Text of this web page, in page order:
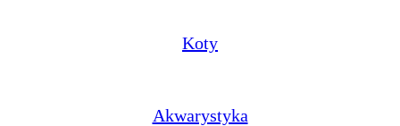
Koty
Akwarystyka